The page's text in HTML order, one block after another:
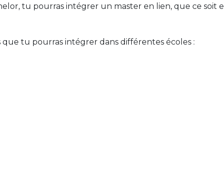
tu pourras intégrer un master en lien, que ce soit
tu pourras intégrer dans différentes écoles :